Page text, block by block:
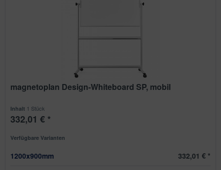
magnetoplan Design-Whiteboard SP, mobil
Inhalt 1 Stück
332,01 € *
Verfügbare Varianten
1200x900mm
332,01 € *